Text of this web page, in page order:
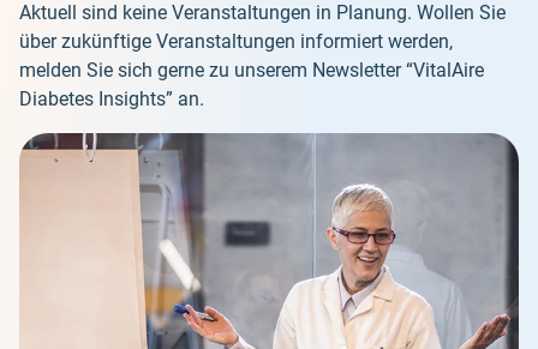
Aktuell sind keine Veranstaltungen in Planung. Wollen Sie
über zukünftige Veranstaltungen informiert werden,
melden Sie sich gerne zu unserem Newsletter “VitalAire
Diabetes Insights” an.